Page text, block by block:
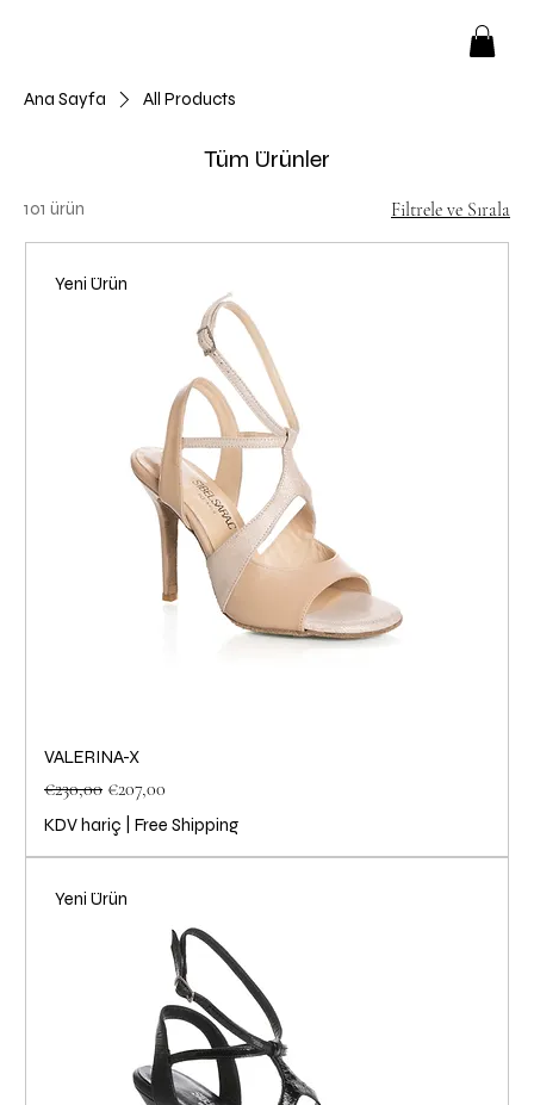
Ana Sayfa All Products
Tüm Ürünler
101 ürün Filtrele ve Sırala
Yeni Ürün
VALERINA-X
Normal Fiyat
€230,00 İndirimli Fiyat
€207,00
KDV hariç Free Shipping
Yeni Ürün